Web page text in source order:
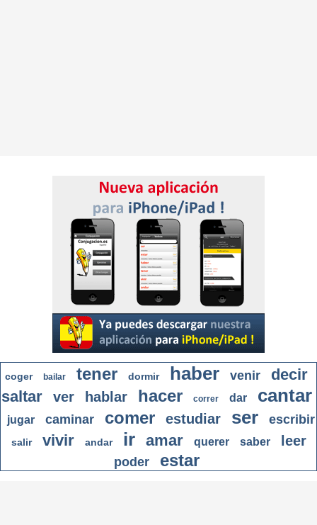
coger bailar tener dormir haber venir
decir
saltar
ver hablar hacer correr dar cantar
jugar caminar comer estudiar ser escribir
salir vivir andar ir amar querer saber leer
poder estar